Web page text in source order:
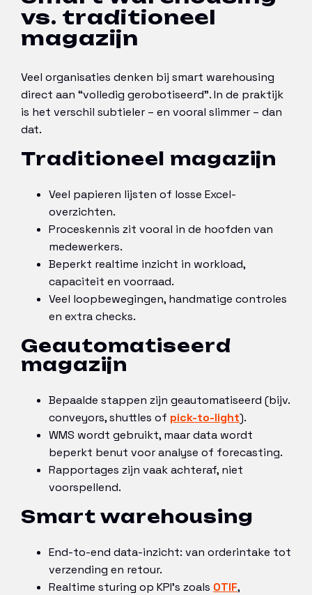
vs. traditioneel
magazijn
Veel organisaties denken bij smart warehousing
direct aan “volledig gerobotiseerd”. In de praktijk
is het verschil subtieler – en vooral slimmer – dan
dat.
Traditioneel magazijn
Veel papieren lijsten of losse Excel-
overzichten.
Proceskennis zit vooral in de hoofden van
medewerkers.
Beperkt realtime inzicht in workload,
capaciteit en voorraad.
Veel loopbewegingen, handmatige controles
en extra checks.
Geautomatiseerd
magazijn
Bepaalde stappen zijn geautomatiseerd (bijv.
conveyors, shuttles of pick-to-light).
WMS wordt gebruikt, maar data wordt
beperkt benut voor analyse of forecasting.
Rapportages zijn vaak achteraf, niet
voorspellend.
Smart warehousing
End-to-end data-inzicht: van orderintake tot
verzending en retour.
Realtime sturing op KPI’s zoals OTIF,